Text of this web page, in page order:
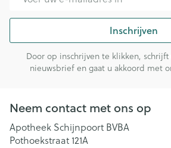
Inschrijven
Door op inschrijven te klikken, schrijft
nieuwsbrief en gaat u akkoord met
Neem contact met ons op
Apotheek Schijnpoort BVBA
Pothoekstraat 121A